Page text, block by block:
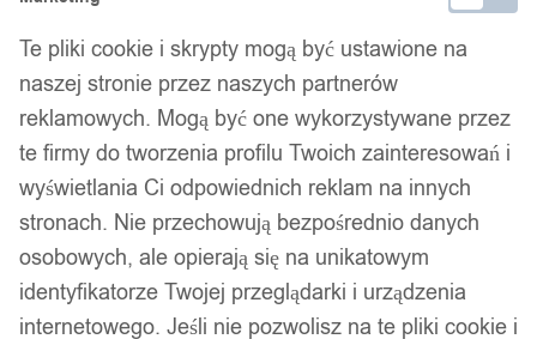
Te pliki cookie i skrypty mogą być ustawione na
naszej stronie przez naszych partnerów
reklamowych. Mogą być one wykorzystywane przez
te firmy do tworzenia profilu Twoich zainteresowań i
wyświetlania Ci odpowiednich reklam na innych
stronach. Nie przechowują bezpośrednio danych
osobowych, ale opierają się na unikatowym
identyfikatorze Twojej przeglądarki i urządzenia
internetowego. Jeśli nie pozwolisz na te pliki cookie i